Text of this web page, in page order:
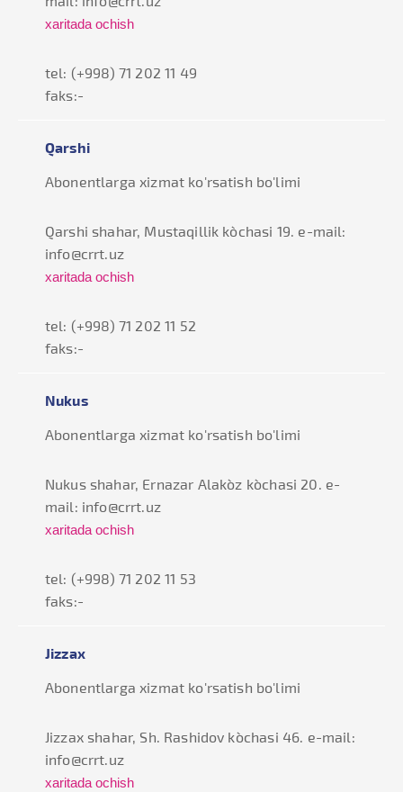
xaritada ochish
tel: (+998) 71 202 11 49
faks:-
Qarshi
Abonentlarga xizmat ko'rsatish bo'limi
Qarshi shahar, Mustaqillik ko`chasi 19. e-mail:
info@crrt.uz
xaritada ochish
tel: (+998) 71 202 11 52
faks:-
Nukus
Abonentlarga xizmat ko'rsatish bo'limi
Nukus shahar, Ernazar Alako`z ko`chasi 20. e-
mail: info@crrt.uz
xaritada ochish
tel: (+998) 71 202 11 53
faks:-
Jizzax
Abonentlarga xizmat ko'rsatish bo'limi
Jizzax shahar, Sh. Rashidov ko`chasi 46. e-mail:
info@crrt.uz
xaritada ochish